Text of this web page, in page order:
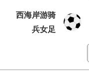
西海岸游骑
兵女足